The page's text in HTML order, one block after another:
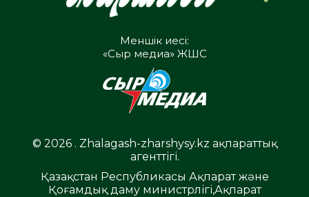
Меншік иесі:
«Сыр медиа» ЖШС
© 2026 . Zhalagash-zharshysy.kz ақпараттық
агенттігі.
Қазақстан Республикасы Ақпарат және
Қоғамдық даму министрлігі,Ақпарат